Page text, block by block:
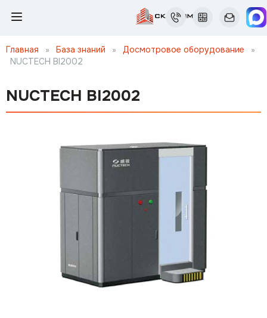
Главная » База знаний » Досмотровое оборудование
»
NUCTECH BI2002
NUCTECH BI2002